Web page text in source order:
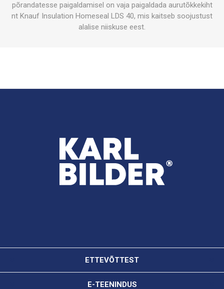
põrandatesse paigaldamisel on vaja paigaldada aurutõkkekiht
nt Knauf Insulation Homeseal LDS 40, mis kaitseb soojustust
alalise niiskuse eest.
ETTEVÕTTEST
E-TEENINDUS